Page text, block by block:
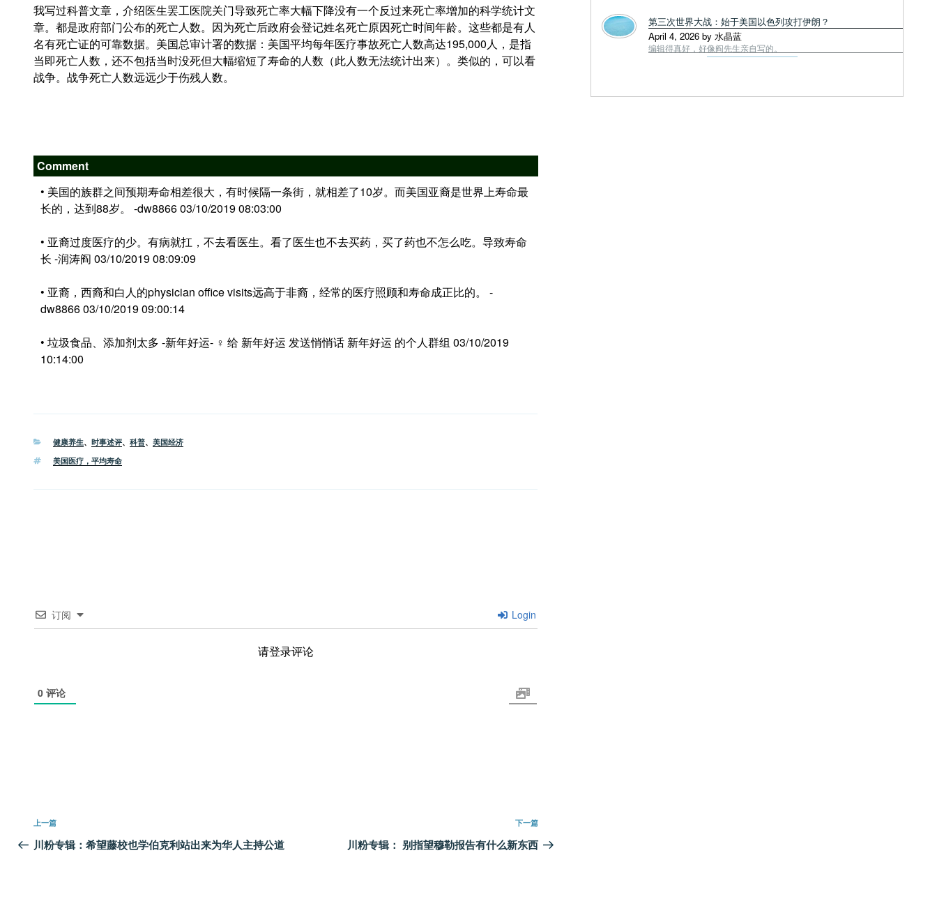
我写过科普文章，介绍医生罢工医院关门导致死亡率大幅下降没有一个反过来死亡率增加的科学统计文
章。都是政府部门公布的死亡人数。因为死亡后政府会登记姓名死亡原因死亡时间年龄。这些都是有人
名有死亡证的可靠数据。美国总审计署的数据：美国平均每年医疗事故死亡人数高达195,000人，是指
当即死亡人数，还不包括当时没死但大幅缩短了寿命的人数（此人数无法统计出来）。类似的，可以看
战争。战争死亡人数远远少于伤残人数。
Comment
• 美国的族群之间预期寿命相差很大，有时候隔一条街，就相差了10岁。而美国亚裔是世界上寿命最
长的，达到88岁。 -dw8866 03/10/2019 08:03:00
• 亚裔过度医疗的少。有病就扛，不去看医生。看了医生也不去买药，买了药也不怎么吃。导致寿命
长 -润涛阎 03/10/2019 08:09:09
• 亚裔，西裔和白人的physician office visits远高于非裔，经常的医疗照顾和寿命成正比的。 -
dw8866 03/10/2019 09:00:14
• 垃圾食品、添加剂太多 -新年好运- ♀ 给 新年好运 发送悄悄话 新年好运 的个人群组 03/10/2019
10:14:00
分
健康养生、 时事述评、 科普、 美国经济
标
美国医疗，平均寿命
订阅 Login
请登录评论
0 评论
文
章
上
一
上一篇
川粉专辑：希望藤校也学伯克利站出来为华人主持公道
下
一
下一篇
川粉专辑： 别指望穆勒报告有什么新东西
第三次世界大战：始于美国以色列攻打伊朗？
April 4, 2026 by 水晶蓝
编辑得真好，好像阎先生亲自写的。